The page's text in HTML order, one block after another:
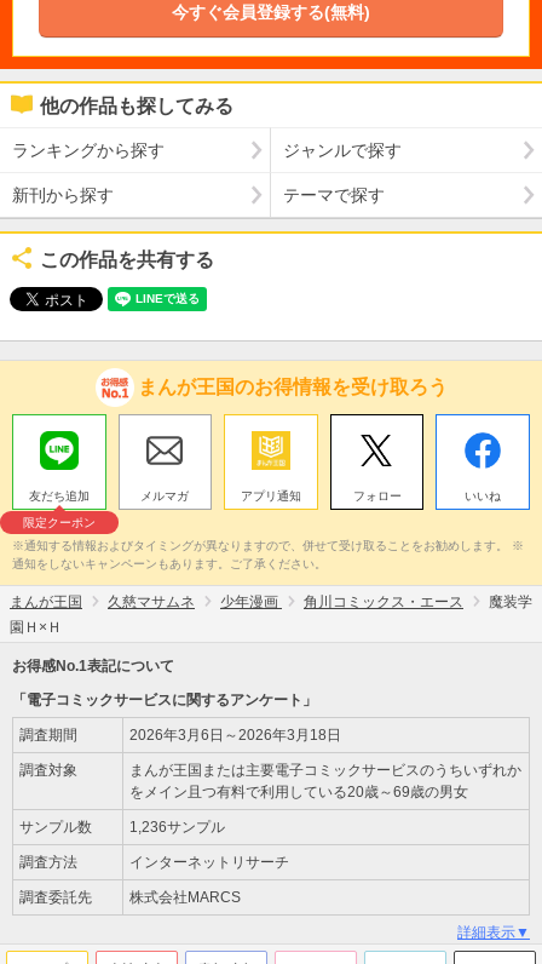
今すぐ会員登録する(無料)
他の作品も探してみる
ランキングから探す ジャンルで探す
新刊から探す テーマで探す
この作品を共有する
まんが王国のお得情報を受け取ろう
友だち追加
限定クーポン
メルマガ アプリ通知 フォロー いいね
※通知する情報およびタイミングが異なりますので、併せて受け取ることをお勧めします。 ※
通知をしないキャンペーンもあります。ご了承ください。
まんが王国 久慈マサムネ 少年漫画 角川コミックス・エース
魔装学
園Ｈ×Ｈ
お得感No.1表記について
「電子コミックサービスに関するアンケート」
調査期間 2026年3月6日～2026年3月18日
調査対象
まんが王国または主要電子コミックサービスのうちいずれか
をメイン且つ有料で利用している20歳～69歳の男女
サンプル数 1,236サンプル
調査方法 インターネットリサーチ
調査委託先 株式会社MARCS
詳細表示▼